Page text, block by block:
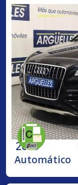
2009
Automático